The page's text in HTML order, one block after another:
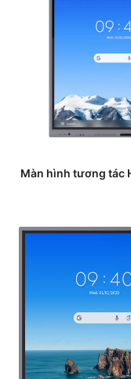
Màn hình tương tác